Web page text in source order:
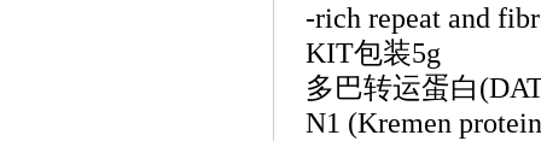
-rich repeat and
KIT包装5g
多巴转运蛋白
N1 (Kremen